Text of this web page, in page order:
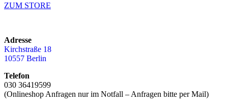
ZUM STORE
Adresse
Kirchstraße 18
10557 Berlin
Telefon
030 36419599
(Onlineshop Anfragen nur im Notfall – Anfragen bitte per Mail)